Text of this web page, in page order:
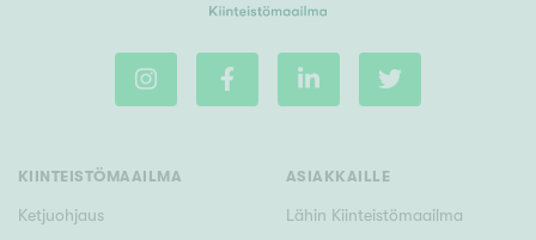
KIINTEISTÖMAAILMA
Ketjuohjaus
ASIAKKAILLE
Lähin Kiinteistömaailma